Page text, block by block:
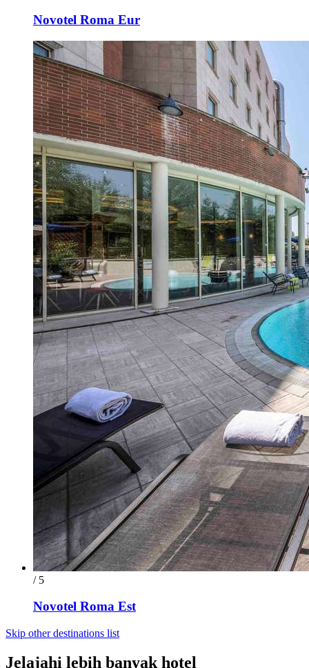
Novotel Roma Eur
/ 5
Novotel Roma Est
Skip other destinations list
Jelajahi lebih banyak hotel